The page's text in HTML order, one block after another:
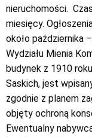
nieruchomości.
miesięcy.
około października
Wydziału Mienia
budynek z 1910
Saskich, jest
zgodnie z planem
objęty ochroną
Ewentualny